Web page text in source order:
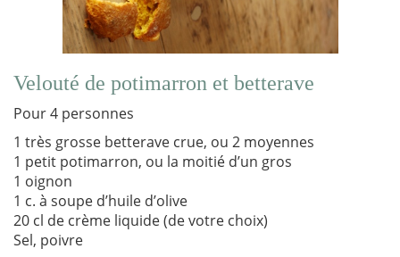
Velouté de potimarron et betterave
Pour 4 personnes
1 très grosse betterave crue, ou 2 moyennes
1 petit potimarron, ou la moitié d’un gros
1 oignon
1 c. à soupe d’huile d’olive
20 cl de crème liquide (de votre choix)
Sel, poivre